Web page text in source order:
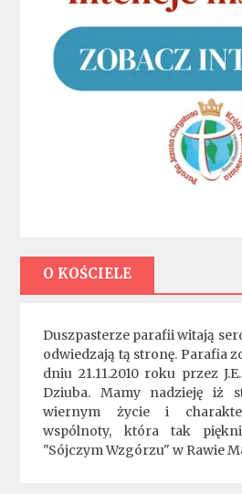
O KOŚCIELE
Duszpasterze parafii witają
odwiedzają tą stronę. Parafia
dniu 21.11.2010 roku przez
Dziuba. Mamy nadzieję iż
wiernym życie i
wspólnoty, która tak
"Sójczym Wzgórzu" w Rawie